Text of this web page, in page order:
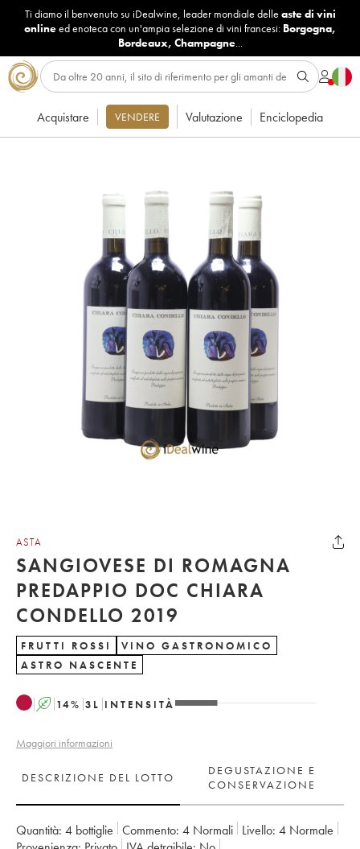
Ti diamo il benvenuto su iDealwine, leader mondiale delle aste di vini
onlineed enoteca con un'ampia selezione di vini francesi: Borgogna,
Bordeaux, Champagne...
Acquistare VENDERE Valutazione Enciclopedia
ASTA
SANGIOVESE DI ROMAGNA
PREDAPPIO DOC CHIARA
CONDELLO 2019
FRUTTI ROSSI
VINO GASTRONOMICO
ASTRO NASCENTE
A 14% 3 L INTENSITÀ
Maggiori informazioni
DESCRIZIONE DEL LOTTO
DEGUSTAZIONE E
CONSERVAZIONE
Quantità: 4 bottiglie Commento: 4 Normali Livello: 4 Normale